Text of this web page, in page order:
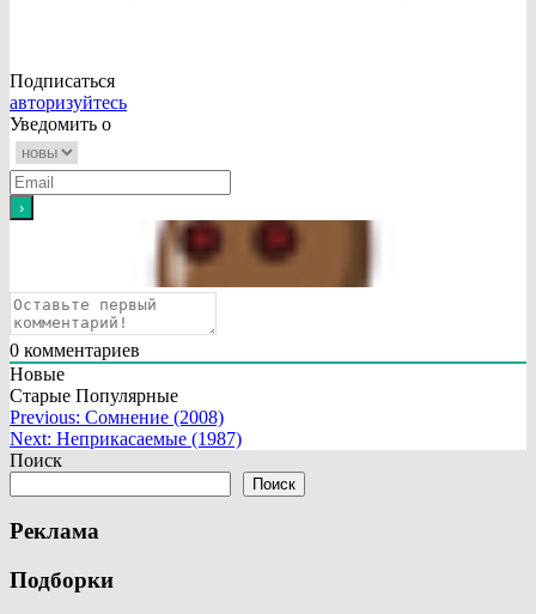
Подписаться
авторизуйтесь
Уведомить о
0 комментариев
Новые
Старые Популярные
Навигация
по
Previous: Сомнение (2008)
Next: Неприкасаемые (1987)
Поиск
Поиск
Реклама
Подборки